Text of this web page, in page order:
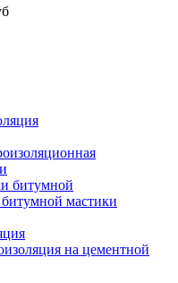
битумной
битумной мастики
на цементной